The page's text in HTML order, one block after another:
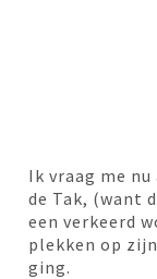
Ik vraag me
de Tak, (want
een verkeerd
plekken op
ging.